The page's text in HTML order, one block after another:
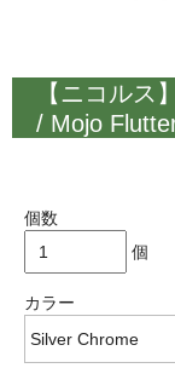
【ニコルス
/ Mojo
個数
個
カラー